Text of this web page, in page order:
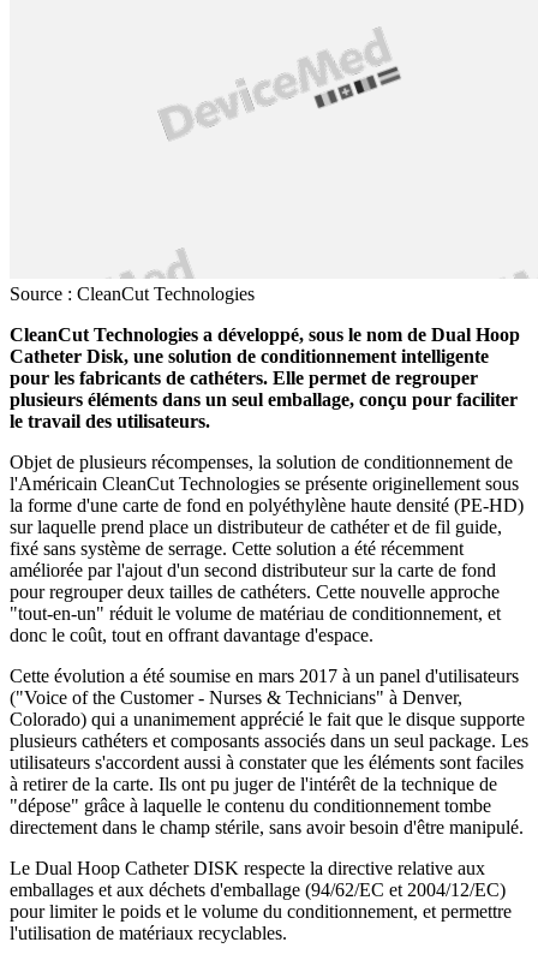
Source : CleanCut Technologies
CleanCut Technologies a développé, sous le nom de Dual Hoop
Catheter Disk, une solution de conditionnement intelligente
pour les fabricants de cathéters. Elle permet de regrouper
plusieurs éléments dans un seul emballage, conçu pour faciliter
le travail des utilisateurs.
Objet de plusieurs récompenses, la solution de conditionnement de
l'Américain CleanCut Technologies se présente originellement sous
la forme d'une carte de fond en polyéthylène haute densité (PE-HD)
sur laquelle prend place un distributeur de cathéter et de fil guide,
fixé sans système de serrage. Cette solution a été récemment
améliorée par l'ajout d'un second distributeur sur la carte de fond
pour regrouper deux tailles de cathéters. Cette nouvelle approche
"tout-en-un" réduit le volume de matériau de conditionnement, et
donc le coût, tout en offrant davantage d'espace.
Cette évolution a été soumise en mars 2017 à un panel d'utilisateurs
("Voice of the Customer - Nurses & Technicians" à Denver,
Colorado) qui a unanimement apprécié le fait que le disque supporte
plusieurs cathéters et composants associés dans un seul package. Les
utilisateurs s'accordent aussi à constater que les éléments sont faciles
à retirer de la carte. Ils ont pu juger de l'intérêt de la technique de
"dépose" grâce à laquelle le contenu du conditionnement tombe
directement dans le champ stérile, sans avoir besoin d'être manipulé.
Le Dual Hoop Catheter DISK respecte la directive relative aux
emballages et aux déchets d'emballage (94/62/EC et 2004/12/EC)
pour limiter le poids et le volume du conditionnement, et permettre
l'utilisation de matériaux recyclables.